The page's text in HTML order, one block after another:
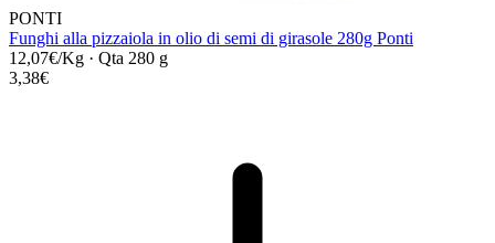
PONTI
Funghi alla pizzaiola in olio di semi di girasole 280g Ponti
12,07€/Kg · Qta 280 g
3,38€